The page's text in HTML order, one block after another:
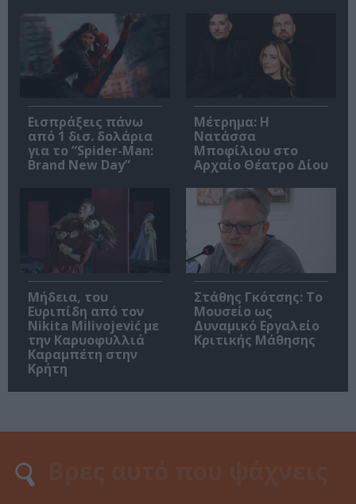
Εισπράξεις πάνω
από 1 δισ. δολάρια
για το “Spider-Man:
Brand New Day”
Μέτρημα: Η
Νατάσσα
Μποφίλιου στο
Αρχαίο Θέατρο Δίου
Μήδεια, του
Ευριπίδη από τον
Nikita Milivojević με
την Καρυοφυλλιά
Καραμπέτη στην
Κρήτη
Στάθης Γκότσης: Το
Μουσείο ως
Δυναμικό Εργαλείο
Κριτικής Μάθησης